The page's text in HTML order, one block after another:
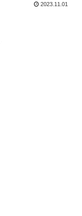
2023.11.01